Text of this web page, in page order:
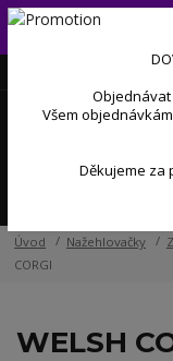
Od 3. do 9. 8. 2026
během dovolené
Úvod Nažehlovačky
CORGI
WELSH
Objednávat
Všem
Děkujeme